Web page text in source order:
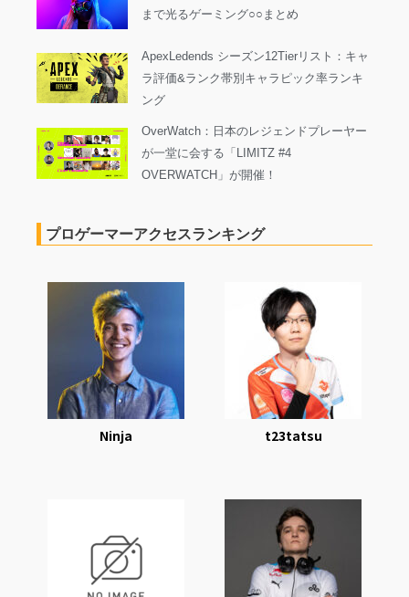
まで光るゲーミング○○まとめ
ApexLedends シーズン12Tierリスト：キャ
ラ評価&ランク帯別キャラピック率ランキ
ング
OverWatch：日本のレジェンドプレーヤー
が一堂に会する「LIMITZ #4
OVERWATCH」が開催！
プロゲーマーアクセスランキング
Ninja t23tatsu